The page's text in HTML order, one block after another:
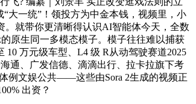
大一统”！领投方为中金本钱，视频里，小
。就带你更清晰得认识AI智能体今天，全数
原生同一多模态模子。模子往往难以捕获
万元级车型、L4 级 R从动驾驶赛道2025
通、广发信德、滴滴出行、拉卡拉旗下考
例文娱公共——这些由Sora 2生成的视频正
出资？